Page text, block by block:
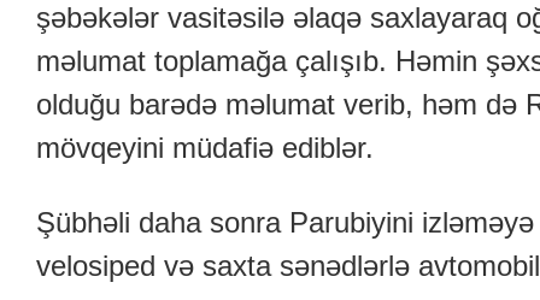
şəbəkələr vasitəsilə əlaqə saxlayaraq
məlumat toplamağa çalışıb. Həmin
olduğu barədə məlumat verib, həm də
mövqeyini müdafiə ediblər.
Şübhəli daha sonra Parubiyini
velosiped və saxta sənədlərlə